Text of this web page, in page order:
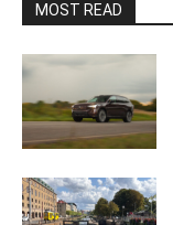
MOST READ